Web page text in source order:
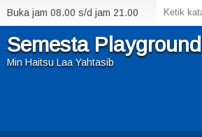
Buka jam 08.00 s/d jam 21.00
Semesta Playground
Min Haitsu Laa Yahtasib